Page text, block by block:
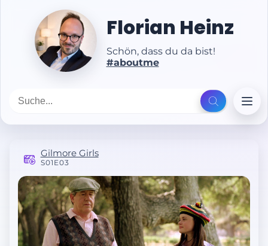
Florian Heinz
Schön, dass du da bist!
#aboutme
Gilmore Girls
S01E03